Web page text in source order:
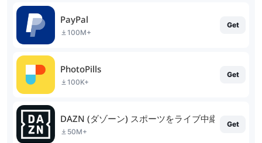
PayPal
100M+
Get
PhotoPills
100K+
Get
DAZN (ダゾーン) スポーツをライブ中継
50M+
Get